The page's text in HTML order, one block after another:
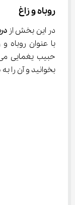
روباه و زاغ
در این بخش از
با عنوان
بخوانید و آن را